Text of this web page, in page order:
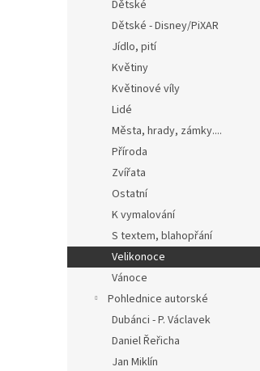
Dětské
Dětské - Disney/PiXAR
Jídlo, pití
Květiny
Květinové víly
Lidé
Města, hrady, zámky....
Příroda
Zvířata
Ostatní
K vymalování
S textem, blahopřání
Velikonoce
Vánoce
Pohlednice autorské
Dubánci - P. Václavek
Daniel Řeřicha
Jan Miklín